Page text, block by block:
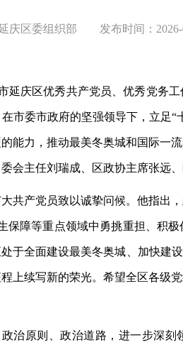
区委组织部 发布时间：2026-
延庆区优秀共产党员、优秀党务
委市政府的坚强领导下，立足
能力，推动最美冬奥城和国际一
会主任刘瑞成、区政协主席张远、
共产党员致以诚挚问候。他指出
障等重点领域中勇挑重担、积
于全面建设最美冬奥城、加快建
上续写新的荣光。希望全区各级
治原则、政治道路，进一步深刻